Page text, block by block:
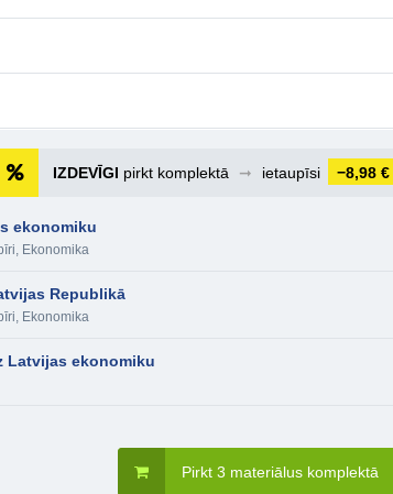
IZDEVĪGI pirkt komplektā ➞ ietaupīsi −8,98 €
ekonomiku
, Ekonomika
Republikā
, Ekonomika
Latvijas ekonomiku
Pirkt 3 materiālus komplektā